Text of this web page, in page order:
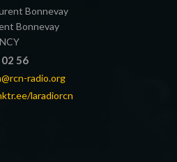
Bonnevay
Bonnevay
56
radio.org
laradiorcn